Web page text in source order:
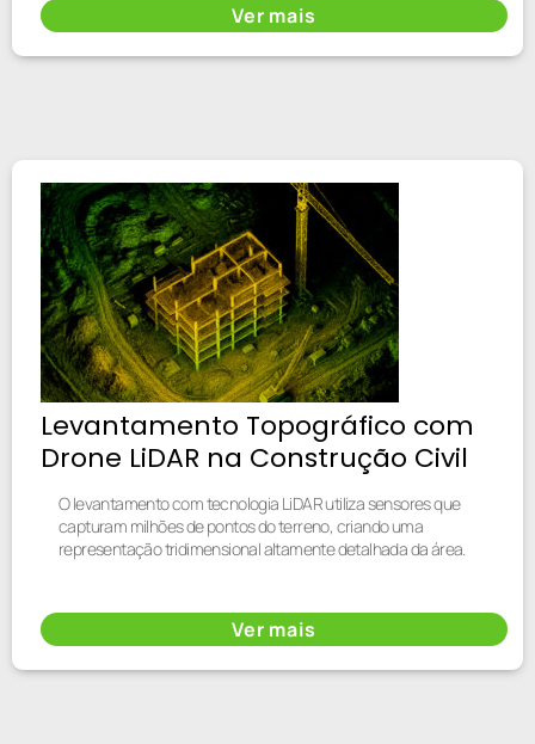
Ver mais
Levantamento Topográfico com
Drone LiDAR na Construção Civil
O levantamento com tecnologia LiDAR utiliza sensores que
capturam milhões de pontos do terreno, criando uma
representação tridimensional altamente detalhada da área.
Ver mais